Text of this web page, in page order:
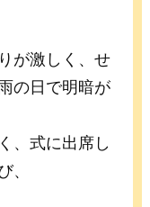
が激しく、せ
の日で明暗が
、式に出席し
、